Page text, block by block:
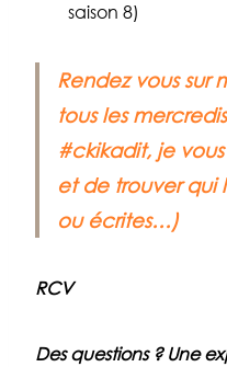
saison 8)
Rendez vous sur
tous les
#ckikadit, je
et de trouver qui
ou écrites…)
RCV
Des questions ? Une